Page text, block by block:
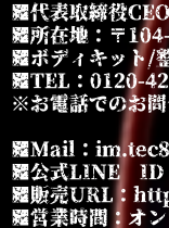
■代表取締役
■所在地：〒
■ボディキット/
■TEL：0120-
※お電話でのお問
■Mail：
■公式LINE ID
■販売URL：
■営業時間：オ